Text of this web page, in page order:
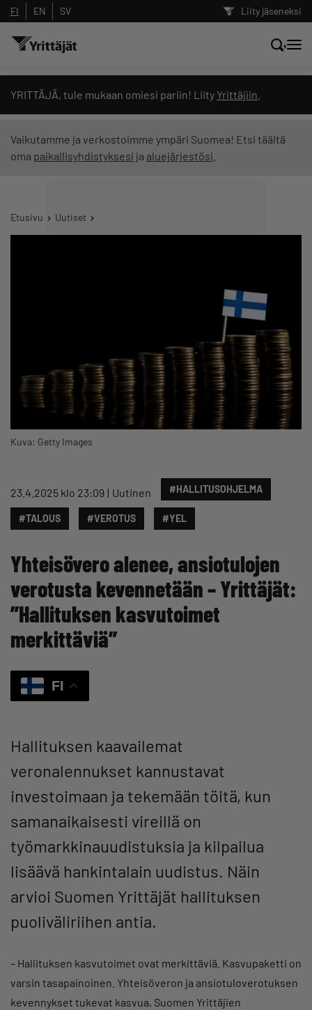
Liity jäseneksi
FI EN SV
YRITTÄJÄ, tule mukaan omiesi pariin! Liity Yrittäjiin
Vaikutamme ja verkostoimme ympäri Suomea! Etsi täältä
oma paikallisyhdistyksesi ja aluejärjestösi
Etusivu Uutiset
Kuva: Getty Images
23.4.2025 klo 23:09 Uutinen #HALLITUSOHJELMA
#TALOUS #VEROTUS #YEL
Yhteisövero alenee, ansiotulojen
verotusta kevennetään – Yrittäjät:
”Hallituksen kasvutoimet
merkittäviä”
FI
Hallituksen kaavailemat
veronalennukset kannustavat
investoimaan ja tekemään töitä, kun
samanaikaisesti vireillä on
työmarkkinauudistuksia ja kilpailua
lisäävä hankintalain uudistus. Näin
arvioi Suomen Yrittäjät hallituksen
puoliväliriihen antia.
– Hallituksen kasvutoimet ovat merkittäviä. Kasvupaketti on
varsin tasapainoinen. Yhteisöveron ja ansiotuloverotuksen
kevennykset tukevat kasvua, Suomen Yrittäjien
Hae sivustolta tai kysy suoraan
Yrittäjien tekoälyltä
Suodata hakutuloksia: näytä kaikki sisältö